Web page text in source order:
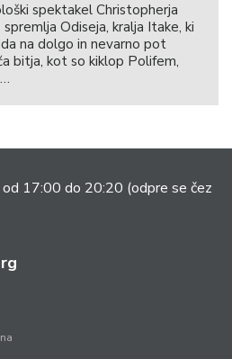
spektakel Christopherja
Odiseja, kralja Itake, ki
na dolgo in nevarno pot
bitja, kot so kiklop Polifem,
od 17:00 do 20:20 (odpre se čez